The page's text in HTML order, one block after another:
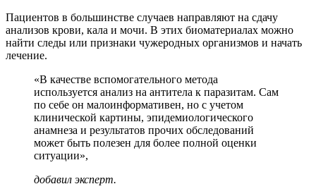
Пациентов в большинстве случаев направляют на сдачу
анализов крови, кала и мочи. В этих биоматериалах можно
найти следы или признаки чужеродных организмов и начать
лечение.
«В качестве вспомогательного метода
используется анализ на антитела к паразитам. Сам
по себе он малоинформативен, но с учетом
клинической картины, эпидемиологического
анамнеза и результатов прочих обследований
может быть полезен для более полной оценки
ситуации»,
добавил эксперт.